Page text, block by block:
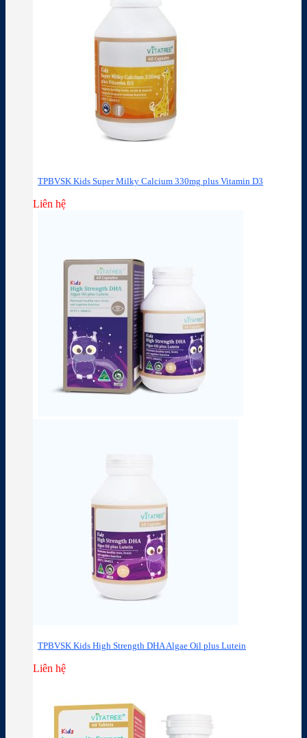
TPBVSK Kids Super Milky Calcium 330mg plus Vitamin D3
Liên hệ
TPBVSK Kids High Strength DHA Algae Oil plus Lutein
Liên hệ